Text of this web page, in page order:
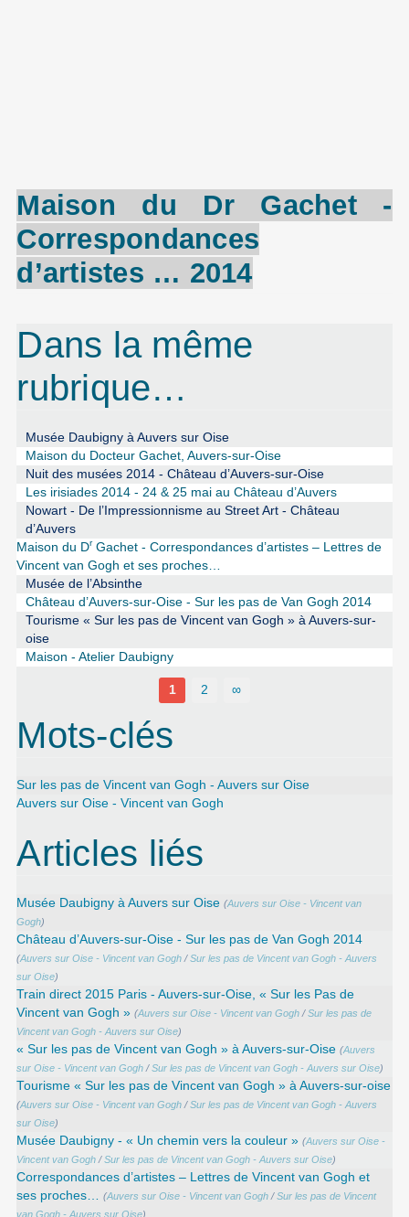
Maison du Dr Gachet-
Correspondances
d’artistes … 2014
Dans la même
rubrique…
Musée Daubigny à Auvers sur Oise
Maison du Docteur Gachet, Auvers-sur-Oise
Nuit des musées 2014 - Château d’Auvers-sur-Oise
Les irisiades 2014 - 24 & 25 mai au Château d’Auvers
Nowart - De l’Impressionnisme au Street Art - Château
d’Auvers
Maison du DrGachet - Correspondances d’artistes – Lettres de
Vincent van Gogh et ses proches…
Musée de l’Absinthe
Château d’Auvers-sur-Oise - Sur les pas de Van Gogh 2014
Tourisme « Sur les pas de Vincent van Gogh » à Auvers-sur-
oise
Maison - Atelier Daubigny
1 2 ∞
Mots-clés
Sur les pas de Vincent van Gogh - Auvers sur Oise
Auvers sur Oise - Vincent van Gogh
Articles liés
Musée Daubigny à Auvers sur Oise (Auvers sur Oise - Vincent van
Gogh)
Château d’Auvers-sur-Oise - Sur les pas de Van Gogh 2014
(Auvers sur Oise - Vincent van Gogh /Sur les pas de Vincent van Gogh - Auvers
sur Oise)
Train direct 2015 Paris - Auvers-sur-Oise, « Sur les Pas de
Vincent van Gogh » (Auvers sur Oise - Vincent van Gogh /Sur les pas de
Vincent van Gogh - Auvers sur Oise)
« Sur les pas de Vincent van Gogh » à Auvers-sur-Oise (Auvers
sur Oise - Vincent van Gogh /Sur les pas de Vincent van Gogh - Auvers sur Oise)
Tourisme « Sur les pas de Vincent van Gogh » à Auvers-sur-oise
(Auvers sur Oise - Vincent van Gogh /Sur les pas de Vincent van Gogh - Auvers
sur Oise)
Musée Daubigny - « Un chemin vers la couleur » (Auvers sur Oise -
Vincent van Gogh /Sur les pas de Vincent van Gogh - Auvers sur Oise)
Correspondances d’artistes – Lettres de Vincent van Gogh et
ses proches…
(Auvers sur Oise - Vincent van Gogh /Sur les pas de Vincent
van Gogh - Auvers sur Oise)